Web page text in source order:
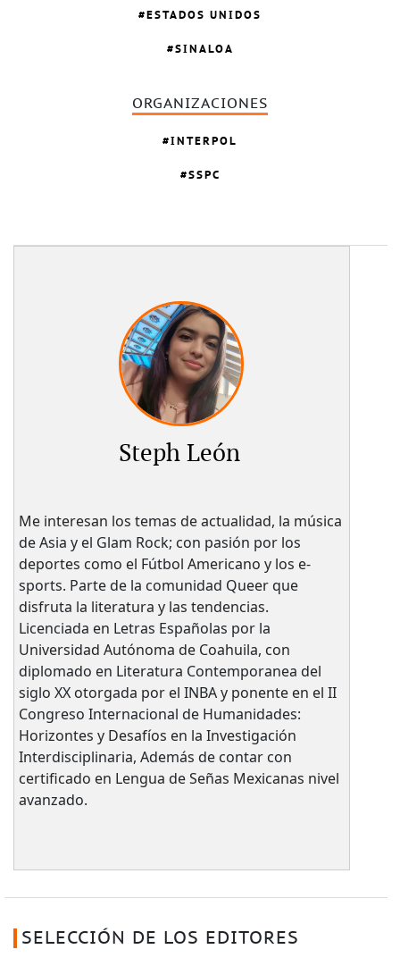
ESTADOS UNIDOS
SINALOA
ORGANIZACIONES
INTERPOL
SSPC
Steph León
Me interesan los temas de actualidad, la música
de Asia y el Glam Rock; con pasión por los
deportes como el Fútbol Americano y los e-
sports. Parte de la comunidad Queer que
disfruta la literatura y las tendencias.
Licenciada en Letras Españolas por la
Universidad Autónoma de Coahuila, con
diplomado en Literatura Contemporanea del
siglo XX otorgada por el INBA y ponente en el II
Congreso Internacional de Humanidades:
Horizontes y Desafíos en la Investigación
Interdisciplinaria, Además de contar con
certificado en Lengua de Señas Mexicanas nivel
avanzado.
SELECCIÓN DE LOS EDITORES